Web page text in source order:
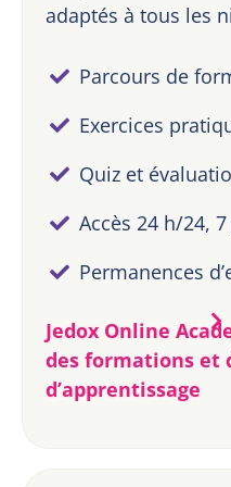
adaptés à tous les
Parcours de
Exercices
Quiz et
Accès 24 h/24,
Permanences
Jedox Online
des formations et
d’apprentissage